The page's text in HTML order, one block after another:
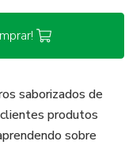
saborizados de
produtos
sobre